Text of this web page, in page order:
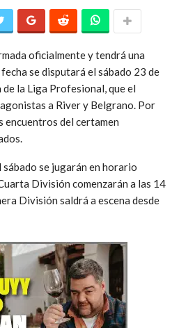
oficialmente y tendrá una
se disputará el sábado 23 de
la Liga Profesional, que el
a River y Belgrano. Por
encuentros del certamen
se jugarán en horario
División comenzarán a las 14
División saldrá a escena desde